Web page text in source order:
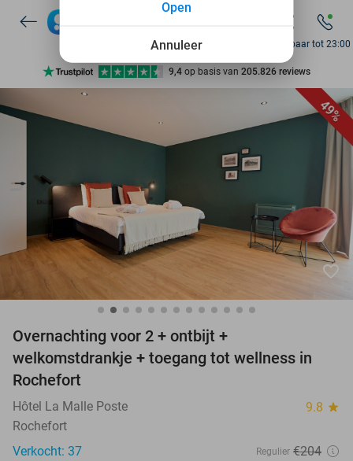
7 dagen per week beschikbaar
10+ miljoen leden
9,4 op basis van 205.826 reviews
7 dagen per week beschikbaar
10+ miljoen leden
Bereikbaar tot 23:00
49%
favorite_border
Overnachting voor 2 + ontbijt +
welkomstdrankje + toegang tot wellness in
Rochefort
Hôtel La Malle Poste 9.8 star
Rochefort
Verkocht: 37
Regulier €204
Annuleer
Open